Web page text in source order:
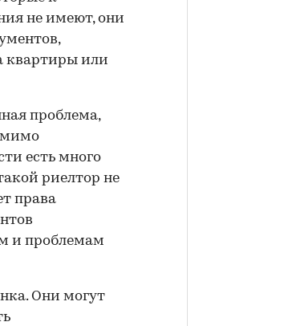
не имеют, они
квартиры или
проблема,
есть много
риелтор не
права
и проблемам
Они могут